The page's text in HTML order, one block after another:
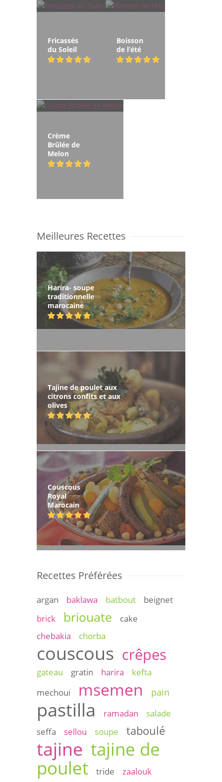
Fricassés
du Soleil
Boisson
de l’été
Crème
Brûlée de
Melon
Meilleures Recettes
Harira- soupe
traditionnelle
marocaine
Tajine de poulet aux
citrons confits et aux
olives
Couscous
Royal
Marocain
Recettes Préférées
argan baklawa batbout
beignet
brick
briouate
cake
chebakia
chorba
couscous crêpes
gateau gratin harira
kefta
mechoui
msemen pain
pastilla ramadan
salade
seffa
sellou soupe taboulé
tajine tajine de
poulet
tride
zaalouk